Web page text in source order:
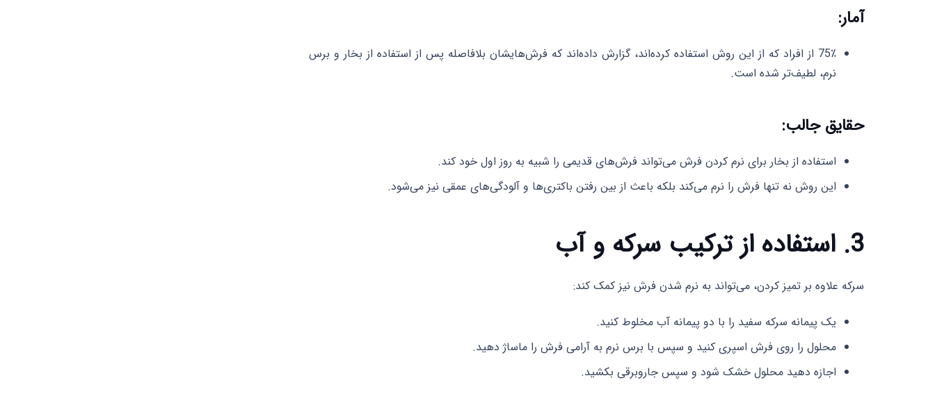
آمار:
75٪ از افراد که از این روش استفاده کرده‌اند، گزارش داده‌اند که فرش‌هایشان بلافاصله پس از استفاده از بخار و برس
نرم، لطیف‌تر شده است.
حقایق جالب:
استفاده از بخار برای نرم کردن فرش می‌تواند فرش‌های قدیمی را شبیه به روز اول خود کند.
این روش نه تنها فرش را نرم می‌کند بلکه باعث از بین رفتن باکتری‌ها و آلودگی‌های عمقی نیز می‌شود.
3. استفاده از ترکیب سرکه و آب
سرکه علاوه بر تمیز کردن، می‌تواند به نرم شدن فرش نیز کمک کند:
یک پیمانه سرکه سفید را با دو پیمانه آب مخلوط کنید.
محلول را روی فرش اسپری کنید و سپس با برس نرم به آرامی فرش را ماساژ دهید.
اجازه دهید محلول خشک شود و سپس جاروبرقی بکشید.